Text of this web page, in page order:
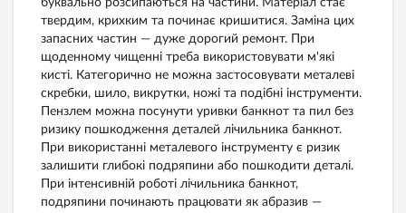
буквально розсипаються на частини. Матеріал стає
твердим, крихким та починає кришитися. Заміна цих
запасних частин — дуже дорогий ремонт. При
щоденному чищенні треба використовувати м'які
кисті. Категорично не можна застосовувати металеві
скребки, шило, викрутки, ножі та подібні інструменти.
Пензлем можна посунути уривки банкнот та пил без
ризику пошкодження деталей лічильника банкнот.
При використанні металевого інструменту є ризик
залишити глибокі подряпини або пошкодити деталі.
При інтенсивній роботі лічильника банкнот,
подряпини починають працювати як абразив —